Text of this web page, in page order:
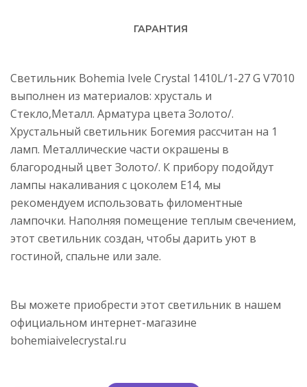
ГАРАНТИЯ
Светильник Bohemia Ivele Crystal 1410L/1-27 G V7010
выполнен из материалов: хрусталь и
Стекло,Металл. Арматура цвета Золото/.
Хрустальный светильник Богемия рассчитан на 1
ламп. Металлические части окрашены в
благородный цвет Золото/. К прибору подойдут
лампы накаливания с цоколем E14, мы
рекомендуем использовать филоментные
лампочки. Наполняя помещение теплым свечением,
этот светильник создан, чтобы дарить уют в
гостиной, спальне или зале.
Вы можете приобрести этот светильник в нашем
официальном интернет-магазине
bohemiaivelecrystal.ru